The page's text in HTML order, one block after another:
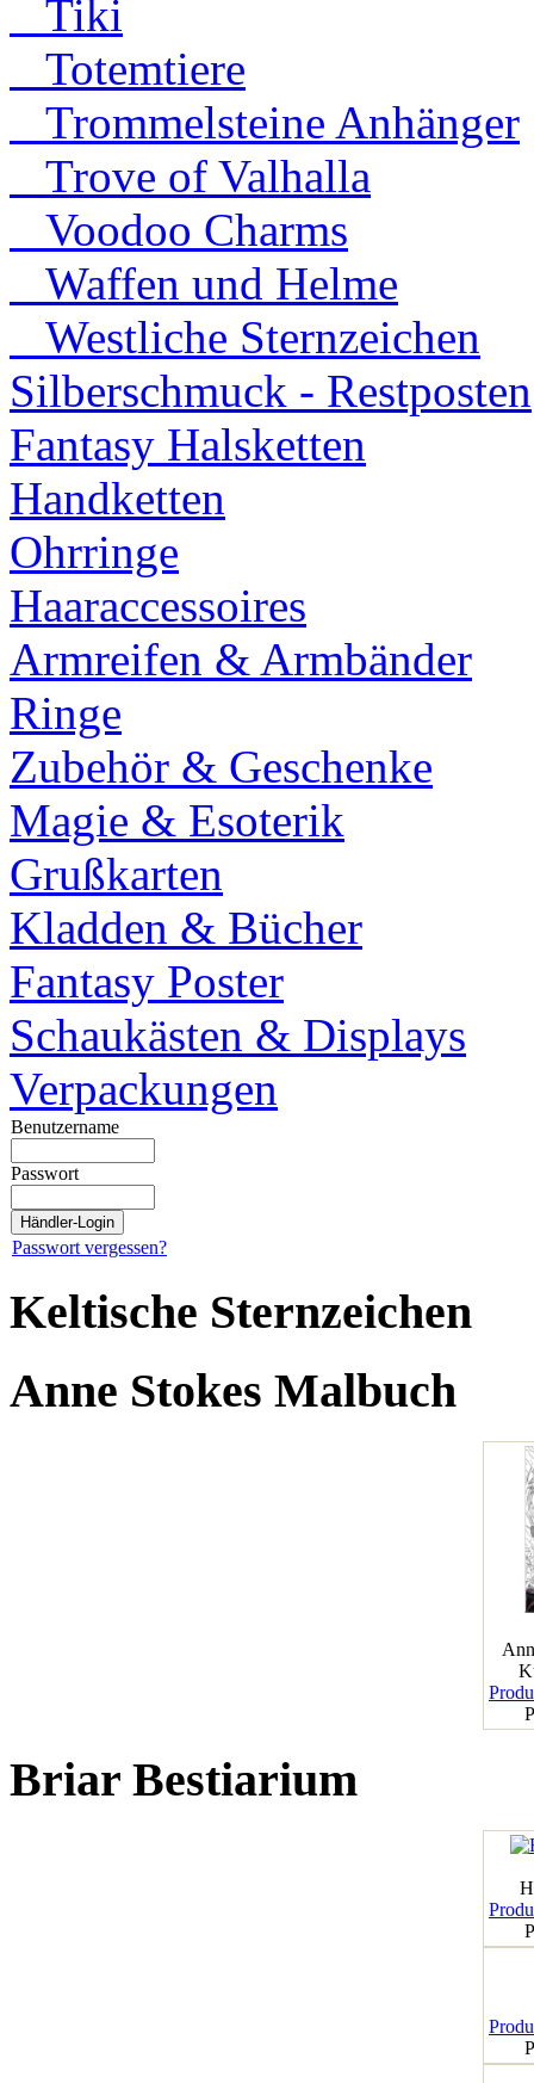
Tiki
Totemtiere
Trommelsteine Anhänger
Trove of Valhalla
Voodoo Charms
Waffen und Helme
Westliche Sternzeichen
Silberschmuck - Restposten
Fantasy Halsketten
Handketten
Ohrringe
Haaraccessoires
Armreifen & Armbänder
Ringe
Zubehör & Geschenke
Magie & Esoterik
Grußkarten
Kladden & Bücher
Fantasy Poster
Schaukästen & Displays
Verpackungen
Benutzername
Passwort
Passwort vergessen?
Keltische Sternzeichen
Anne Stokes Malbuch
Briar Bestiarium